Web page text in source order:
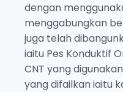
dengan
menggabungkan
juga telah
iaitu Pes Konduktif
CNT yang
yang difailkan iaitu